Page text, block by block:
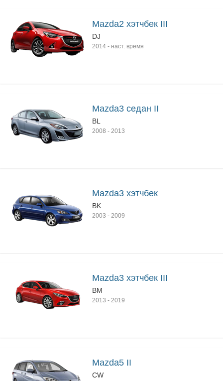
Mazda2 хэтчбек III
DJ
2014 - наст. время
Mazda3 седан II
BL
2008 - 2013
Mazda3 хэтчбек
BK
2003 - 2009
Mazda3 хэтчбек III
BM
2013 - 2019
Mazda5 II
CW